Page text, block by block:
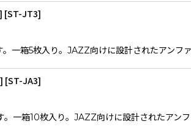
[ST-JT3]
一箱5枚入り。JAZZ向けに設計されたアンフ
[ST-JA3]
一箱10枚入り。JAZZ向けに設計されたアン